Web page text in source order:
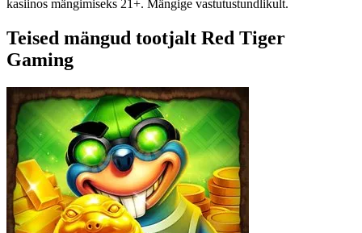
kasiinos mängimiseks 21+. Mängige vastutustundlikult.
Teised mängud tootjalt Red Tiger
Gaming